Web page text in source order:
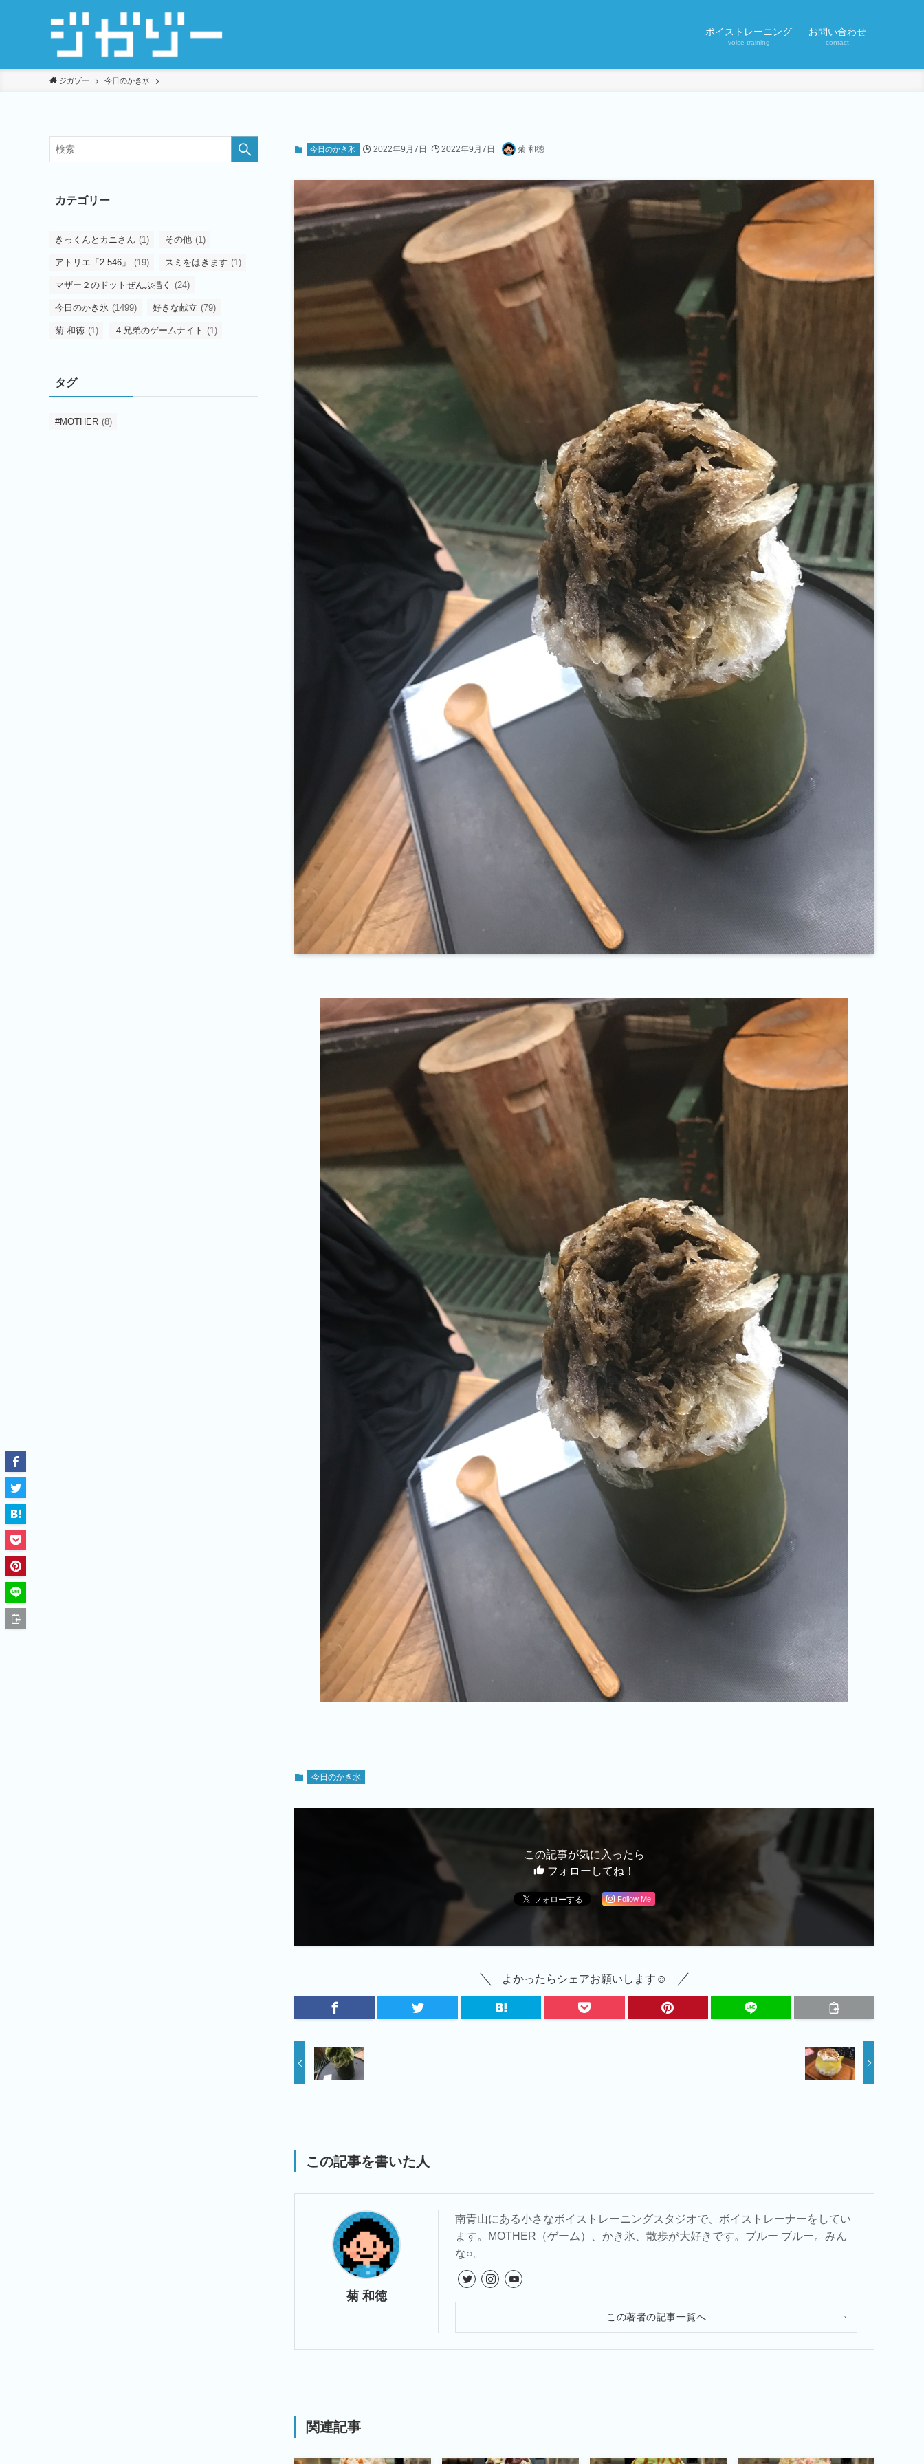
ボイストレーニング
voice training
お問い合わせ
contact
ジガゾー 今日のかき氷
今日のかき氷 2022年9月7日 2022年9月7日 菊 和徳
今日のかき氷
この記事が気に入ったら
フォローしてね！
Follow Me
よかったらシェアお願いします☺︎
この記事を書いた人
菊 和徳
南青山にある小さなボイストレーニングスタジオで、ボイストレーナーをしてい
ます。MOTHER（ゲーム）、かき氷、散歩が大好きです。ブルー ブルー。みん
な○。
この著者の記事一覧へ
関連記事
カテゴリー
きっくんとカニさん (1) その他 (1)
アトリエ「2.546」 (19) スミをはきます (1)
マザー２のドットぜんぶ描く (24)
今日のかき氷 (1499) 好きな献立 (79)
菊 和徳 (1) ４兄弟のゲームナイト (1)
タグ
#MOTHER (8)